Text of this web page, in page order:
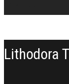
Lithodora